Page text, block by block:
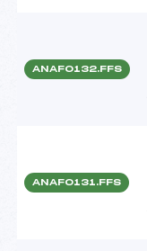
ANAF0132.FFS
ANAF0131.FFS